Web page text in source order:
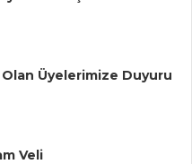
Üyelerimize Duyuru
Veli